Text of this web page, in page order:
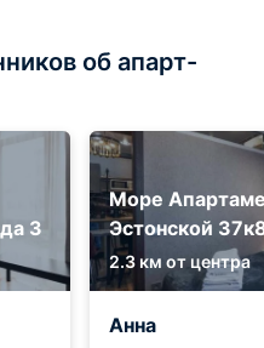
об апарт-
3
Море
Эстонской
2.3 км от центра
Анна